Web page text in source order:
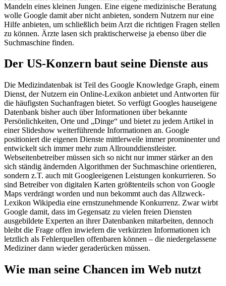
Mandeln eines kleinen Jungen. Eine eigene medizinische Beratung
wolle Google damit aber nicht anbieten, sondern Nutzern nur eine
Hilfe anbieten, um schließlich beim Arzt die richtigen Fragen stellen
zu können. Ärzte lasen sich praktischerweise ja ebenso über die
Suchmaschine finden.
Der US-Konzern baut seine Dienste aus
Die Medizindatenbak ist Teil des Google Knowledge Graph, einem
Dienst, der Nutzern ein Online-Lexikon anbietet und Antworten für
die häufigsten Suchanfragen bietet. So verfügt Googles hauseigene
Datenbank bisher auch über Informationen über bekannte
Persönlichkeiten, Orte und „Dinge“ und bietet zu jedem Artikel in
einer Slideshow weiterführende Informationen an. Google
positioniert die eigenen Dienste mittlerweile immer prominenter und
entwickelt sich immer mehr zum Allrounddienstleister.
Webseitenbetreiber müssen sich so nicht nur immer stärker an den
sich ständig ändernden Algorithmen der Suchmaschine orientieren,
sondern z.T. auch mit Googleeigenen Leistungen konkurrieren. So
sind Betreiber von digitalen Karten größtenteils schon von Google
Maps verdrängt worden und nun bekommt auch das Allzweck-
Lexikon Wikipedia eine ernstzunehmende Konkurrenz. Zwar wirbt
Google damit, dass im Gegensatz zu vielen freien Diensten
ausgebildete Experten an ihrer Datenbanken mitarbeiten, dennoch
bleibt die Frage offen inwiefern die verkürzten Informationen ich
letztlich als Fehlerquellen offenbaren können – die niedergelassene
Mediziner dann wieder geraderücken müssen.
Wie man seine Chancen im Web nutzt